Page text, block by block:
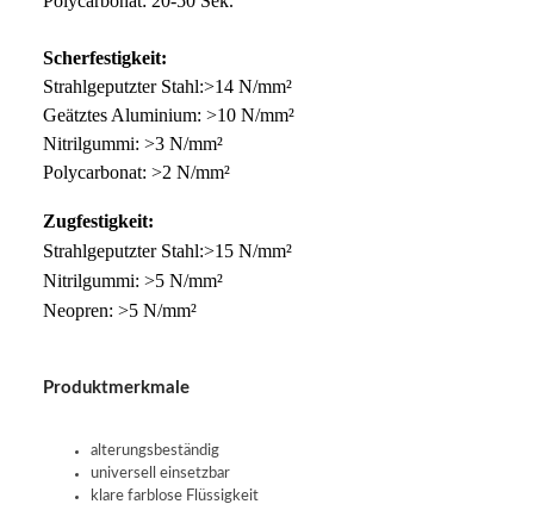
Scherfestigkeit:
Strahlgeputzter Stahl:>14 N/mm²
Geätztes Aluminium: >10 N/mm²
Nitrilgummi: >3 N/mm²
Polycarbonat: >2 N/mm²
Zugfestigkeit:
Strahlgeputzter Stahl:>15 N/mm²
Nitrilgummi: >5 N/mm²
Neopren: >5 N/mm²
Produktmerkmale
alterungsbeständig
universell einsetzbar
klare farblose Flüssigkeit